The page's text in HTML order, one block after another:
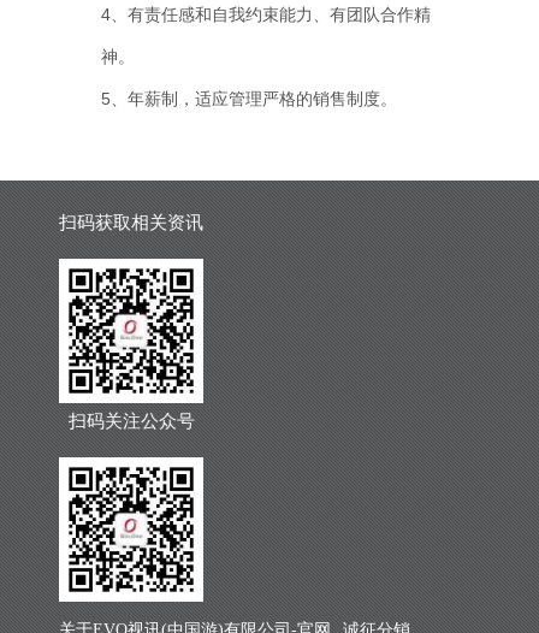
4、有责任感和自我约束能力、有团队合作精
神。
5、年薪制，适应管理严格的销售制度。
扫码获取相关资讯
扫码关注公众号